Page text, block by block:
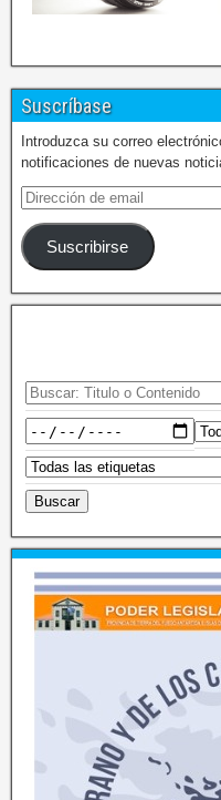
Suscríbase
Introduzca su correo
notificaciones de nuevas
Suscribirse